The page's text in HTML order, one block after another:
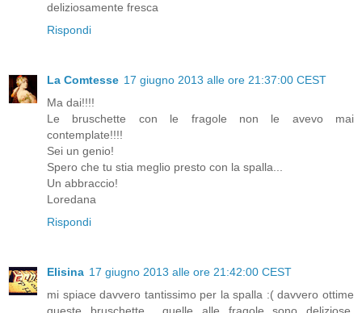
deliziosamente fresca
Rispondi
La Comtesse 17 giugno 2013 alle ore 21:37:00 CEST
Ma dai!!!!
Le bruschette con le fragole non le avevo mai
contemplate!!!!
Sei un genio!
Spero che tu stia meglio presto con la spalla...
Un abbraccio!
Loredana
Rispondi
Elisina 17 giugno 2013 alle ore 21:42:00 CEST
mi spiace davvero tantissimo per la spalla :( davvero ottime